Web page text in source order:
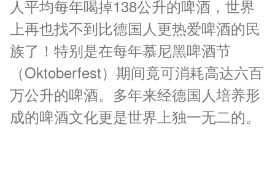
人平均每年喝掉138公升的啤酒，世界
上再也找不到比德国人更热爱啤酒的民
族了！特别是在每年慕尼黑啤酒节
（Oktoberfest）期间竟可消耗高达六百
万公升的啤酒。多年来经德国人培养形
成的啤酒文化更是世界上独一无二的。